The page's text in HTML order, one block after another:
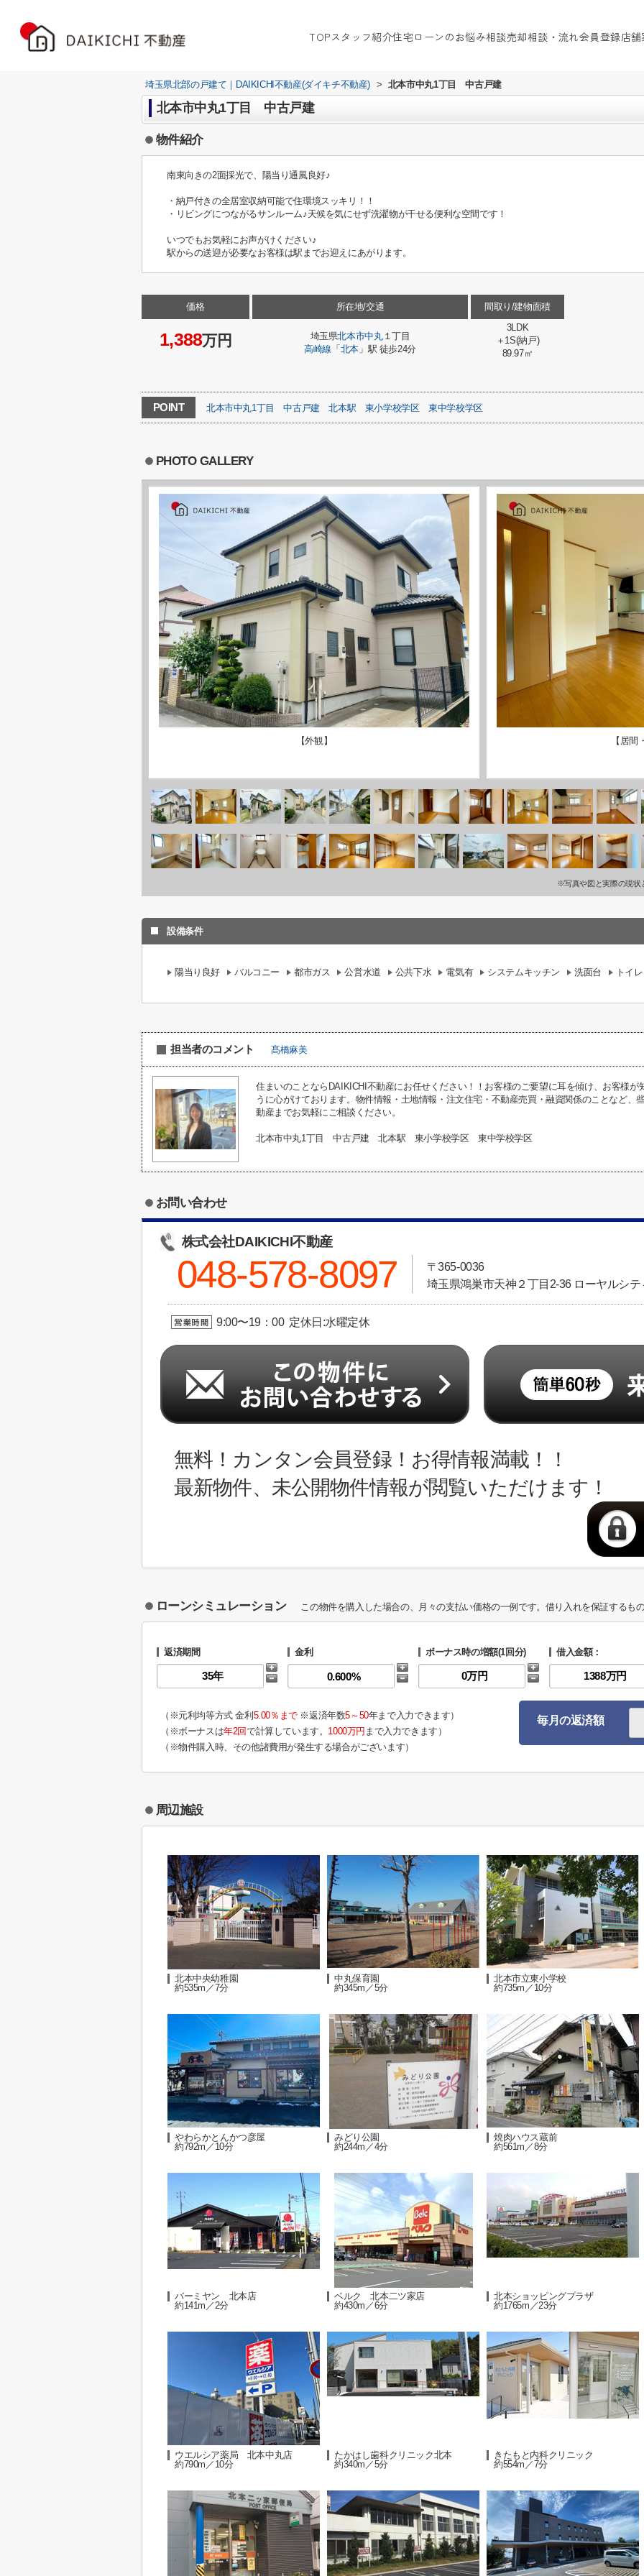
TOPスタッフ紹介住宅ローンのお悩み相談売却相談・流れ会員登録店
埼玉県北部の戸建て｜DAIKICHI不動産(ダイキチ不動産) > 北本市中丸1丁目 中古戸建
北本市中丸1丁目 中古戸建
物件紹介
南東向きの2面採光で、陽当り通風良好♪
・納戸付きの全居室収納可能で住環境スッキリ！！
・リビングにつながるサンルーム♪天候を気にせず洗濯物が干せる便利な空間です！
いつでもお気軽にお声がけください♪
駅からの送迎が必要なお客様は駅までお迎えにあがります。
価格
1,388万円
所在地/交通
埼玉県北本市中丸１丁目
高崎線 「 北本」駅 徒歩24分
間取り/建物面積
3LDK
＋1S(納戸)
89.97㎡
POINT 北本市中丸1丁目 中古戸建 北本駅 東小学校学区 東中学校学区
PHOTO GALLERY
【外観】 【居間
※写真や図と実際の現状
設備条件
陽当り良好 バルコニー 都市ガス 公営水道 公共下水 電気有 システムキッチン 洗面台 トイ
担当者のコメント 髙橋麻美
住まいのことならDAIKICHI不動産にお任せください！！お客様のご要望に耳を傾け、お客様
うに心がけております。物件情報・土地情報・注文住宅・不動産売買・融資関係のことなど、
動産までお気軽にご相談ください。
北本市中丸1丁目 中古戸建 北本駅 東小学校学区 東中学校学区
お問い合わせ
株式会社DAIKICHI不動産
048-578-8097
〒365-0036
埼玉県鴻巣市天神２丁目2-36 ローヤルシ
9:00〜19：00 定休日:水曜定休
無料！カンタン会員登録！お得情報満載！！
最新物件、未公開物件情報が閲覧いただけます！
ローンシミュレーション この物件を購入した場合の、月々の支払い価格の一例です。借り入れを保証するも
返済期間 金利 ボーナス時の増額(1回分) 借入金額：
（※元利均等方式 金利 5.00％まで※返済年数5～50年まで入力できます）
（※ボーナスは年2回で計算しています。 1000万円 まで入力できます）
（※物件購入時、その他諸費用が発生する場合がございます）
毎月の返済額
周辺施設
北本中央幼稚園
約535m／7分
中丸保育園
約345m／5分
北本市立東小学校
約735m／10分
やわらかとんかつ彦屋
約792m／10分
みどり公園
約244m／4分
焼肉ハウス蔵前
約561m／8分
バーミヤン 北本店
約141m／2分
ベルク 北本二ツ家店
約430m／6分
北本ショッピングプラザ
約1765m／23分
ウエルシア薬局 北本中丸店
約790m／10分
たかはし歯科クリニック北本
約340m／5分
きたもと内科クリニック
約554m／7分